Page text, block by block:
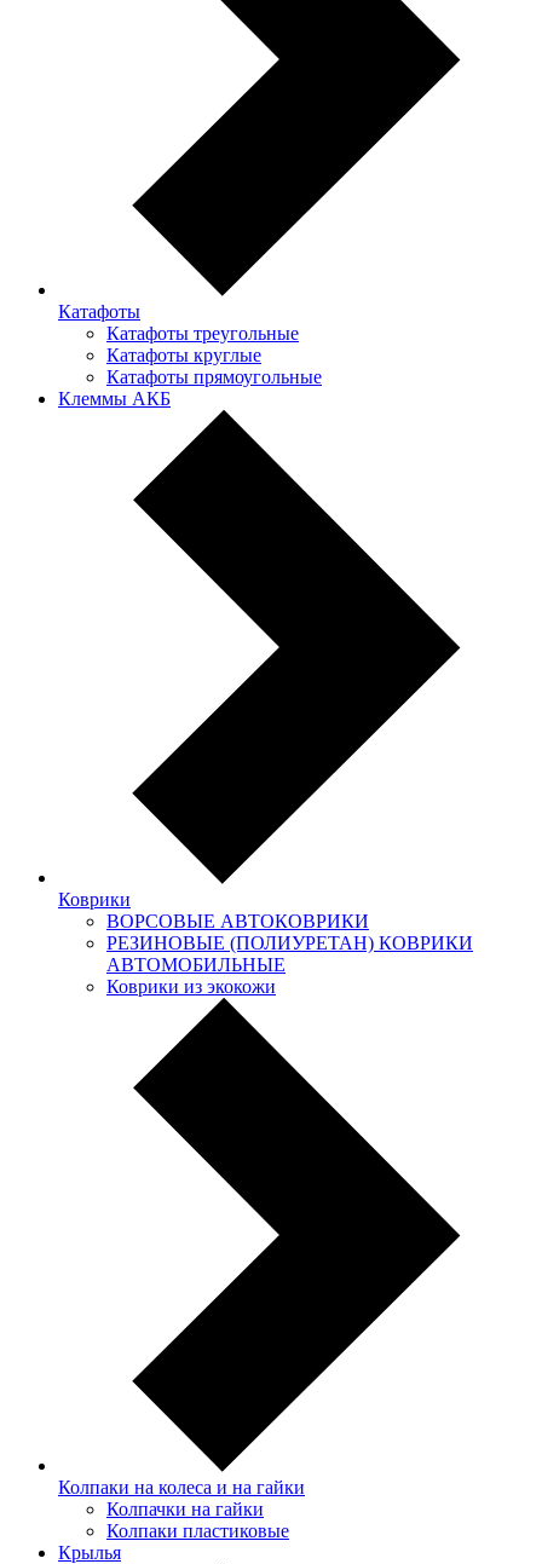
Катафоты
Катафоты треугольные
Катафоты круглые
Катафоты прямоугольные
Клеммы АКБ
Коврики
ВОРСОВЫЕ АВТОКОВРИКИ
РЕЗИНОВЫЕ (ПОЛИУРЕТАН) КОВРИКИ
АВТОМОБИЛЬНЫЕ
Коврики из экокожи
Колпаки на колеса и на гайки
Колпачки на гайки
Колпаки пластиковые
Крылья